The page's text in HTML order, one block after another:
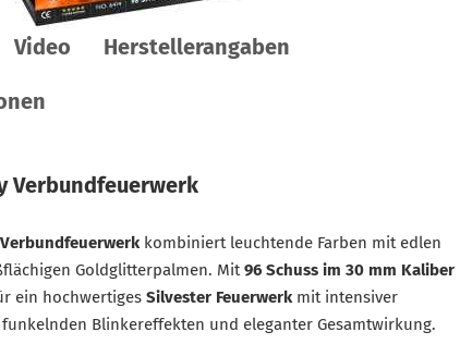
Video Herstellerangaben
Verbundfeuerwerk
kombiniert leuchtende Farben mit edlen
Goldglitterpalmen. Mit96 Schuss im 30 mm Kaliber
ein hochwertiges Silvester Feuerwerkmit intensiver
Blinkereffekten und eleganter Gesamtwirkung.